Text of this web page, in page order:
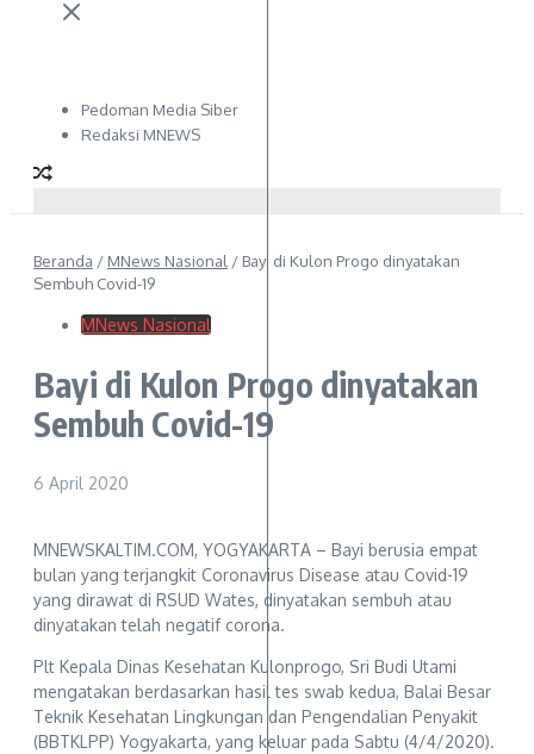
Pedoman Media Siber
Redaksi MNEWS
Beranda / MNews Nasional / Bayi di Kulon Progo dinyatakan
Sembuh Covid-19
MNews Nasional
Bayi di Kulon Progo dinyatakan
Sembuh Covid-19
6 April 2020
MNEWSKALTIM.COM, YOGYAKARTA – Bayi berusia empat
bulan yang terjangkit Coronavirus Disease atau Covid-19
yang dirawat di RSUD Wates, dinyatakan sembuh atau
dinyatakan telah negatif corona.
Plt Kepala Dinas Kesehatan Kulonprogo, Sri Budi Utami
mengatakan berdasarkan hasil tes swab kedua, Balai Besar
Teknik Kesehatan Lingkungan dan Pengendalian Penyakit
(BBTKLPP) Yogyakarta, yang keluar pada Sabtu (4/4/2020).